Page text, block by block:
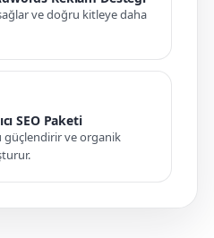
ve doğru kitleye daha
SEO Paketi
ve organik